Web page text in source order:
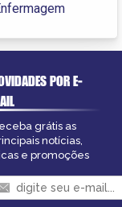
POR E-
grátis as
notícias,
e promoções